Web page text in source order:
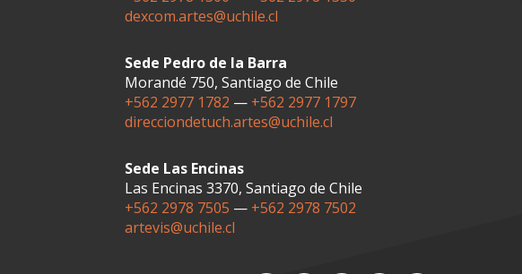
dexcom.artes@uchile.cl
Sede Pedro de la Barra
Morandé 750, Santiago de Chile
+562 2977 1782 — +562 2977 1797
direcciondetuch.artes@uchile.cl
Sede Las Encinas
Las Encinas 3370, Santiago de Chile
+562 2978 7505 — +562 2978 7502
artevis@uchile.cl